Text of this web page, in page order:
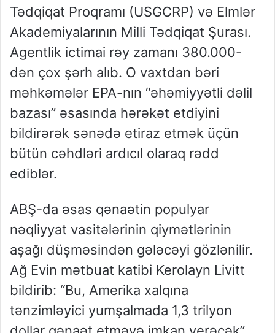
Tədqiqat Proqramı (USGCRP) və Elmlər
Akademiyalarının Milli Tədqiqat Şurası.
Agentlik ictimai rəy zamanı 380.000-
dən çox şərh alıb. O vaxtdan bəri
məhkəmələr EPA-nın “əhəmiyyətli dəlil
bazası” əsasında hərəkət etdiyini
bildirərək sənədə etiraz etmək üçün
bütün cəhdləri ardıcıl olaraq rədd
ediblər.
ABŞ-da əsas qənaətin populyar
nəqliyyat vasitələrinin qiymətlərinin
aşağı düşməsindən gələcəyi gözlənilir.
Ağ Evin mətbuat katibi Kerolayn Livitt
bildirib: “Bu, Amerika xalqına
tənzimləyici yumşalmada 1,3 trilyon